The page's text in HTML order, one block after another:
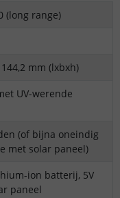
(long range)
mm (lxbxh)
UV-werende
(of bijna oneindig
met solar paneel)
ion batterij, 5V
paneel